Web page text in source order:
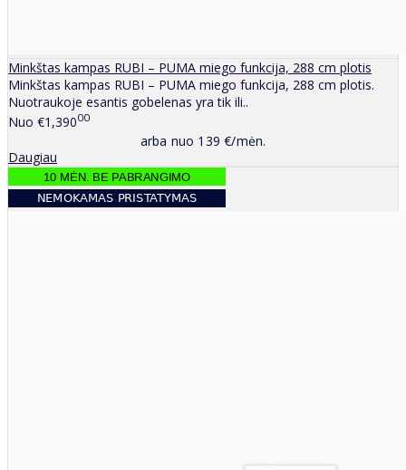
Minkštas kampas RUBI – PUMA miego funkcija, 288 cm plotis
Minkštas kampas RUBI – PUMA miego funkcija, 288 cm plotis.
Nuotraukoje esantis gobelenas yra tik ili..
Nuo €1,39000
arba nuo 139 €/mėn.
Daugiau